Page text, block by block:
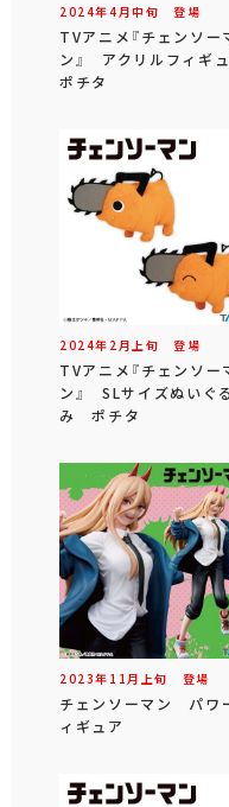
2024年4 月中旬 登場
TVアニメ『チェンソー
ン』 アクリルフィギ
ポチタ
2024年 2 月 上旬 登場
TVアニメ『チェンソー
ン』 SLサイズぬいぐる
み ポチタ
2023年 11 月 上旬 登場
チェンソーマン パワ
ィギュア